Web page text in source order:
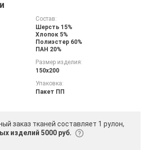
Состав:
Шерсть 15%
Хлопок 5%
Полиэстер 60%
ПАН 20%
Размер изделия:
150х200
Упаковка:
Пакет ПП
заказ тканей составляет 1 рулон,
изделий 5000 руб.